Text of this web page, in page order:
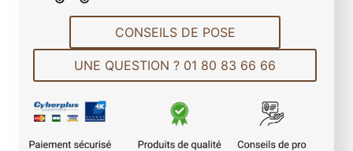
t
é
d
e
L
a
m
CONSEILS DE POSE
UNE QUESTION ? 01 80 83 66 66